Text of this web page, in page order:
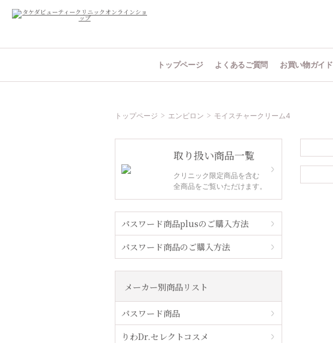
トップページ よくあるご質問 お買い物ガイド
トップページ エンビロン モイスチャークリーム4
取り扱い商品一覧
クリニック限定商品を含む
全商品をご覧いただけます。
パスワード商品plusのご購入方法
パスワード商品のご購入方法
メーカー別商品リスト
パスワード商品
りわDr.セレクトコスメ